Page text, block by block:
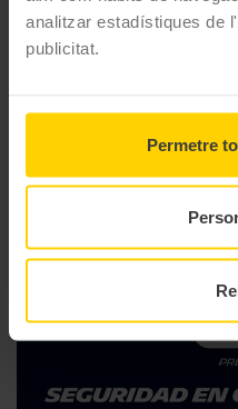
analitzar estadístiques de
publicitat.
Permetre
Marca
Off